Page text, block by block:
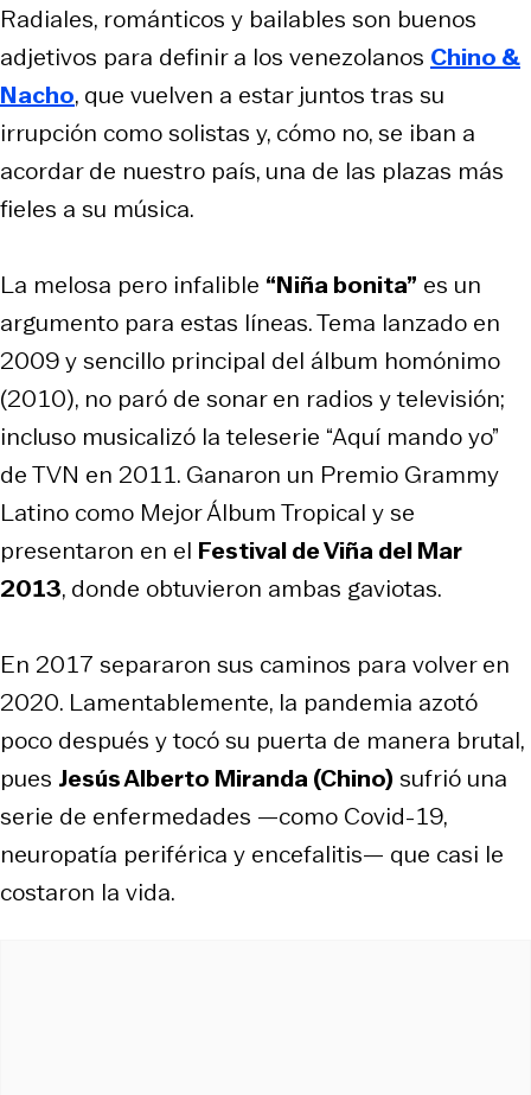
Radiales, románticos y bailables son buenos
adjetivos para definir a los venezolanos Chino &
Nacho, que vuelven a estar juntos tras su
irrupción como solistas y, cómo no, se iban a
acordar de nuestro país, una de las plazas más
fieles a su música.
La melosa pero infalible “Niña bonita” es un
argumento para estas líneas. Tema lanzado en
2009 y sencillo principal del álbum homónimo
(2010), no paró de sonar en radios y televisión;
incluso musicalizó la teleserie “Aquí mando yo”
de TVN en 2011. Ganaron un Premio Grammy
Latino como Mejor Álbum Tropical y se
presentaron en el Festival de Viña del Mar
2013, donde obtuvieron ambas gaviotas.
En 2017 separaron sus caminos para volver en
2020. Lamentablemente, la pandemia azotó
poco después y tocó su puerta de manera brutal,
pues Jesús Alberto Miranda (Chino) sufrió una
serie de enfermedades —como Covid-19,
neuropatía periférica y encefalitis— que casi le
costaron la vida.